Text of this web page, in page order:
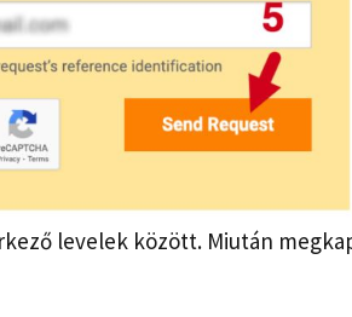
levelek között. Miután